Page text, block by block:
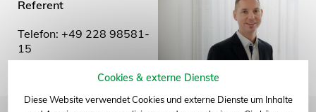
Referent
Telefon: +49 228 98581-
15
Annabell Stodden
Assistenz
Cookies & externe Dienste
Diese Website verwendet Cookies und externe Dienste um Inhalte